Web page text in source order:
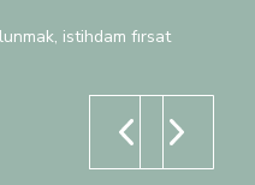
istihdam fırsat